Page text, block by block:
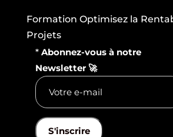
Formation Optimisez la
Projets
* Abonnez-vous à notre
Newsletter 🚀
S'inscrire